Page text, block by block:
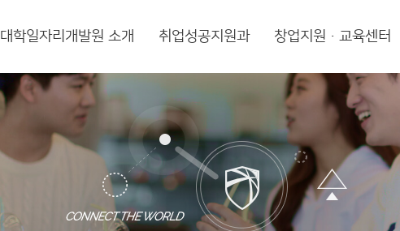
대학일자리개발원 소개 취업성공지원과 창업지원·교육센터